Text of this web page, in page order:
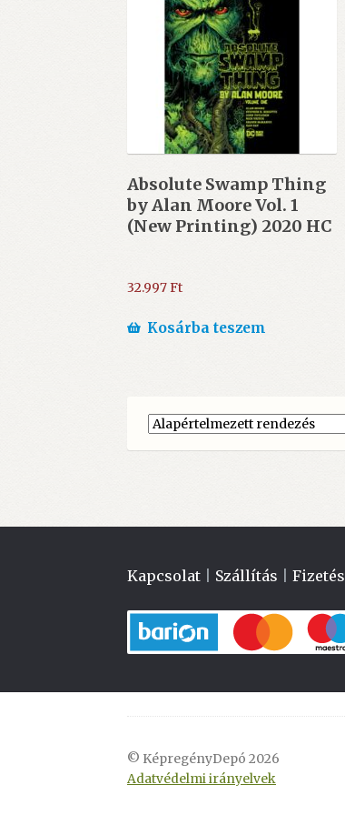
Absolute Swamp Thing
by Alan Moore Vol. 1
(New Printing) 2020 HC
32.997Ft
Kosárba teszem
Kapcsolat Szállítás |Fizetés
© KépregényDepó 2026
Adatvédelmi irányelvek